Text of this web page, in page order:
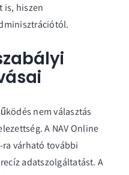
is, hiszen
nem választás
A NAV Online
ra várható további
adatszolgáltatást. A